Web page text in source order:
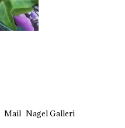
Mail Nagel Galleri